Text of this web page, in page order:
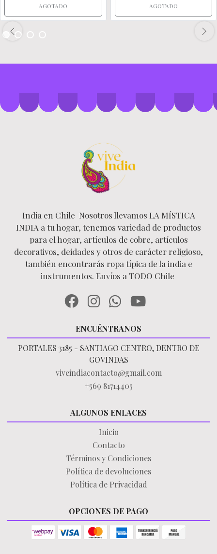
AGOTADO AGOTADO
India en Chile Nosotros llevamos LA MÍSTICA
INDIA a tu hogar, tenemos variedad de productos
para el hogar, artículos de cobre, artículos
decorativos, deidades y otros de carácter religioso,
también encontrarás ropa típica de la india e
instrumentos. Envíos a TODO Chile
ENCUÉNTRANOS
PORTALES 3185 - SANTIAGO CENTRO, DENTRO DE
GOVINDAS
viveindiacontacto@gmail.com
+569 81714405
ALGUNOS ENLACES
Inicio
Contacto
Términos y Condiciones
Política de devoluciones
Política de Privacidad
OPCIONES DE PAGO